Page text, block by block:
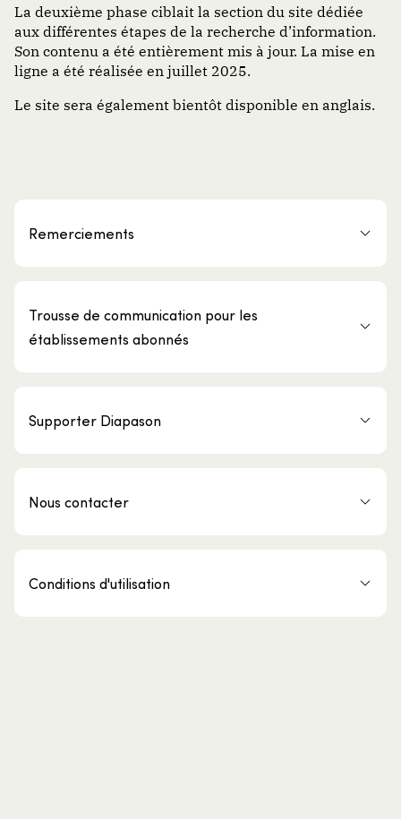
La deuxième phase ciblait la section du site dédiée
aux différentes étapes de la recherche d’information.
Son contenu a été entièrement mis à jour. La mise en
ligne a été réalisée en juillet 2025.
Le site sera également bientôt disponible en anglais.
Remerciements
Trousse de communication pour les
établissements abonnés
Supporter Diapason
Nous contacter
Conditions d'utilisation